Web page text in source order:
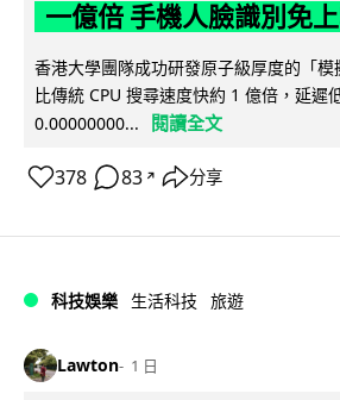
一億倍 手機人臉識別免
香港大學團隊成功研發原子級厚度的「模
比傳統 CPU 搜尋速度快約 1 億倍，延遲
0.00000000...
閱讀全文
378 83 ↗ 分享
科技娛樂 生活科技 旅遊
Lawton 1 日